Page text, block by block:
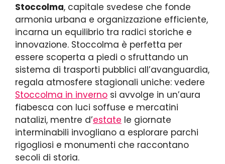
Stoccolma, capitale svedese che fonde
armonia urbana e organizzazione efficiente,
incarna un equilibrio tra radici storiche e
innovazione. Stoccolma è perfetta per
essere scoperta a piedi o sfruttando un
sistema di trasporti pubblici all’avanguardia,
regala atmosfere stagionali uniche: vedere
Stoccolma in inverno si avvolge in un’aura
fiabesca con luci soffuse e mercatini
natalizi, mentre d’estate le giornate
interminabili invogliano a esplorare parchi
rigogliosi e monumenti che raccontano
secoli di storia.